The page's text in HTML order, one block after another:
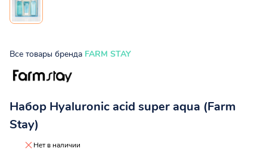
Все товары бренда FARM STAY
Набор Hyaluronic acid super aqua (Farm
Stay)
Нет в наличии